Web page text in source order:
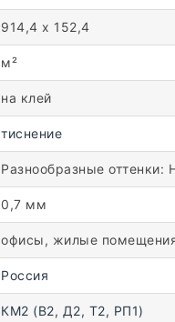
914,4 x 152,4
м²
на клей
тиснение
Разнообразные оттенки:
0,7 мм
офисы, жилые
Россия
КМ2 (В2, Д2, Т2, РП1)